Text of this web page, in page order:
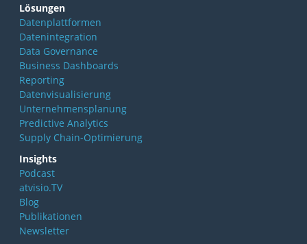
Lösungen
Datenplattformen
Datenintegration
Data Governance
Business Dashboards
Reporting
Datenvisualisierung
Unternehmensplanung
Predictive Analytics
Supply Chain-Optimierung
Insights
Podcast
atvisio.TV
Blog
Publikationen
Newsletter